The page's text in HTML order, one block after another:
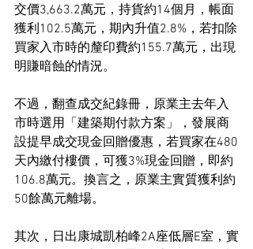
交價3,663.2萬元，持貨約14個月，帳面
獲利102.5萬元，期內升值2.8%，若扣除
買家入市時的釐印費約155.7萬元，出現
明賺暗蝕的情況。
不過，翻查成交紀錄冊，原業主去年入
市時選用「建築期付款方案」，發展商
設提早成交現金回贈優惠，若買家在480
天內繳付樓價，可獲3%現金回贈，即約
106.8萬元。換言之，原業主實質獲利約
50餘萬元離場。
其次，日出康城凱柏峰2A座低層E室，實